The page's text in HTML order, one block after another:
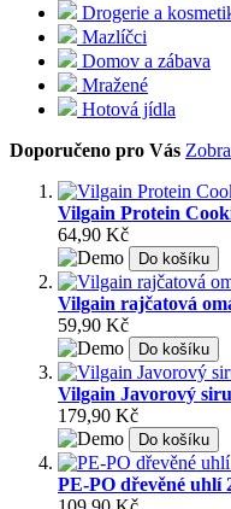
Drogerie a
Mazlíčci
Domov a zábava
Mražené
Hotová jídla
Doporučeno pro Vás
Vilgain Protein
64,90 Kč
Do košíku
Vilgain rajčatová
59,90 Kč
Do košíku
Vilgain Javorový
179,90 Kč
Do košíku
PE-PO dřevěné uhlí